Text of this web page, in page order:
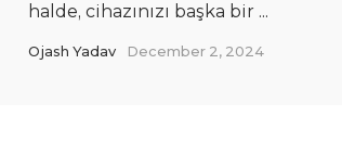
halde, cihazınızı başka bir ...
Ojash Yadav December 2, 2024